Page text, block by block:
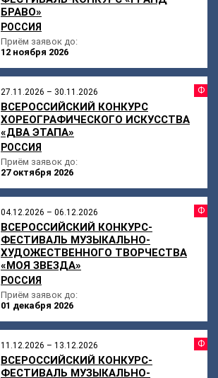
БРАВО»
РОССИЯ
Приём заявок до:
12 ноября 2026
27.11.2026 – 30.11.2026
ВСЕРОССИЙСКИЙ КОНКУРС
ХОРЕОГРАФИЧЕСКОГО ИСКУССТВА
«ДВА ЭТАПА»
РОССИЯ
Приём заявок до:
27 октября 2026
04.12.2026 – 06.12.2026
ВСЕРОССИЙСКИЙ КОНКУРС-
ФЕСТИВАЛЬ МУЗЫКАЛЬНО-
ХУДОЖЕСТВЕННОГО ТВОРЧЕСТВА
«МОЯ ЗВЕЗДА»
РОССИЯ
Приём заявок до:
01 декабря 2026
11.12.2026 – 13.12.2026
ВСЕРОССИЙСКИЙ КОНКУРС-
ФЕСТИВАЛЬ МУЗЫКАЛЬНО-